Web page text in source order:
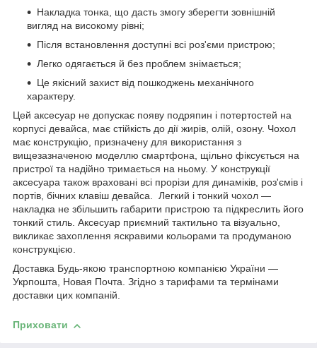
Накладка тонка, що дасть змогу зберегти зовнішній
вигляд на високому рівні;
Після встановлення доступні всі роз'єми пристрою;
Легко одягається й без проблем знімається;
Це якісний захист від пошкоджень механічного
характеру.
Цей аксесуар не допускає появу подряпин і потертостей на
корпусі девайса, має стійкість до дії жирів, олій, озону. Чохол
має конструкцію, призначену для використання з
вищезазначеною моделлю смартфона, щільно фіксується на
пристрої та надійно тримається на ньому. У конструкції
аксесуара також враховані всі прорізи для динаміків, роз'ємів і
портів, бічних клавіш девайса. Легкий і тонкий чохол —
накладка не збільшить габарити пристрою та підкреслить його
тонкий стиль. Аксесуар приємний тактильно та візуально,
викликає захоплення яскравими кольорами та продуманою
конструкцією.
Доставка Будь-якою транспортною компанією України —
Укрпошта, Новая Почта. Згідно з тарифами та термінами
доставки цих компаній.
Приховати